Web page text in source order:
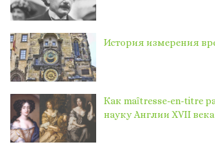
История измерения
Как maȋtresse-en-titre
науку Англии XVII века